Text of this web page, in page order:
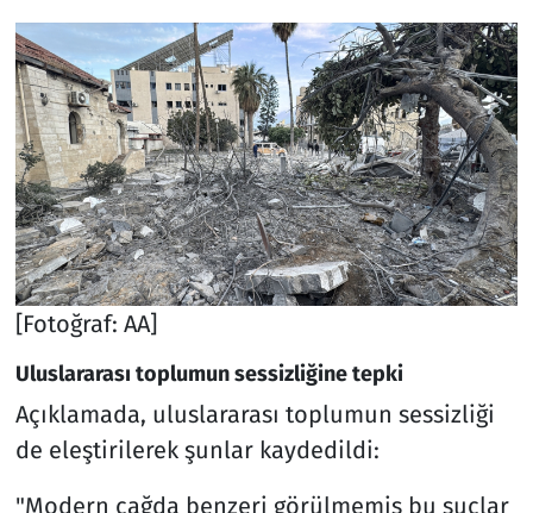
[Fotoğraf: AA]
Uluslararası toplumun sessizliğine tepki
Açıklamada, uluslararası toplumun sessizliği
de eleştirilerek şunlar kaydedildi:
"Modern çağda benzeri görülmemiş bu suçlar